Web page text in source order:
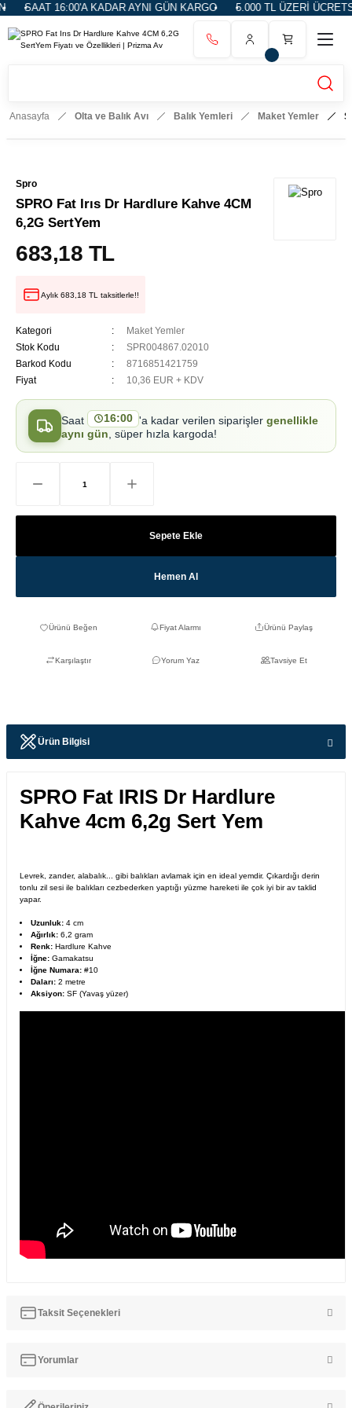
SAAT 16:00'A KADAR AYNI GÜN KARGO 5.000 TL ÜZERİ
Anasayfa Olta ve Balık Avı Balık Yemleri Maket Yemler
Spro
SPRO Fat Irıs Dr Hardlure Kahve 4CM
6,2G SertYem
683,18 TL
Aylık 683,18 TL taksitlerle!!
Kategori
Maket Yemler
Stok Kodu
SPR004867.02010
Barkod Kodu
8716851421759
Fiyat
10,36 EUR + KDV
Saat 16:00 'a kadar verilen siparişler genellikle
aynı gün, süper hızla kargoda!
Sepete Ekle
Hemen Al
Fiyat Alarmı Ürünü Paylaş
Karşılaştır Yorum Yaz Tavsiye Et
Ürün Bilgisi
SPRO Fat IRIS Dr Hardlure
Kahve 4cm 6,2g Sert Yem
Levrek, zander, alabalık... gibi balıkları avlamak için en ideal yemdir. Çıkardığı derin
tonlu zil sesi ile balıkları cezbederken yaptığı yüzme hareketi ile çok iyi bir av taklid
yapar.
Uzunluk: 4 cm
Ağırlık: 6,2 gram
Renk: Hardlure Kahve
İğne: Gamakatsu
İğne Numara: #10
Daları: 2 metre
Aksiyon: SF (Yavaş yüzer)
Taksit Seçenekleri
Yorumlar